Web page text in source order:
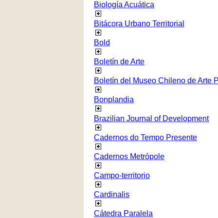
Biología Acuática
Bitácora Urbano Territorial
Bold
Boletín de Arte
Boletín del Museo Chileno de Arte
Bonplandia
Brazilian Journal of Development
Cadernos do Tempo Presente
Cadernos Metrópole
Campo-territorio
Cardinalis
Cátedra Paralela